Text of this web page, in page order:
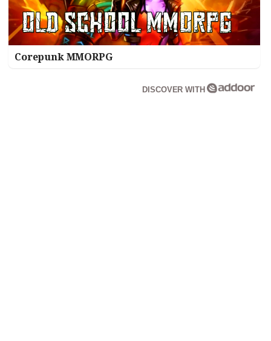
Corepunk MMORPG
DISCOVER WITH